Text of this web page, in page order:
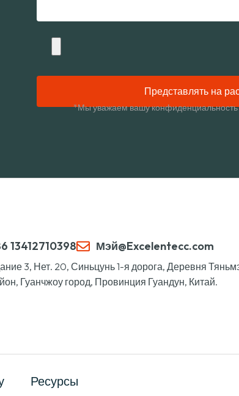
Представлять на
*Мы уважаем вашу
13412710398 Мэй@Excelentecc.com
3, Нет. 20, Синьцунь 1-я дорога, Деревня
Гуанчжоу город, Провинция Гуандун, Китай.
Ресурсы